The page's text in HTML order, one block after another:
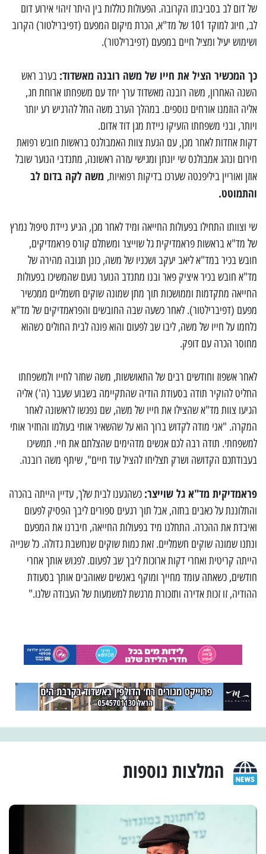
של דום לב בסביבתו הקרובה. הפעולות כוללות בין היתר זיהוי אירוע דום
לב, חיוג למוקד 101 של מד"א, הכרת מיקום המפעם (דפיברילטור) הקרוב
ושימוש יעיל ומציל חיים במפעם (דפיברילטור).
כך המכשיר הציל את חייו של משה רובנה מאשדוד: בערב ראש
השנה האחרון, משה רובנה מאשדוד ערך יחד עם משפחתו ארוחת חג,
אליה הוזמנו אורחים נוספים. במהלך הערב משה החל להרגיש רע יותר
ויותר, ובני משפחתו הזעיקו ניידת מגן דוד אדום.
דקות אחדות לאחר מכן, עם הגעת צוות האמבולנס בראשות חובש רפואת
חירום ונהג אמבולנס שי יונתן ומגישי עזרה ראשונה, מתנדבי הנוער שובל
אוזן ואוריין ביליפנטה שערכו בדיקות רפואיות, משה לקה בדום לב
והתמוטט.
שי וצוותו התחילו בפעולות החייאה ומיד לאחר מכן, הגיע ניידת טיפול נמרץ
של מד"א בראשות פראמדיקית גל שוייצר ומשתלם קורס פראמדיקים,
חובש בכיר במד"א ליאב יעקב ושכניו של משה, כונן תגובה מהירה של
מד"א חובש בכיר איציק פאר ובנו מתנדב הנוער נועם שהמשיכו בפעולות
החייאה מתקדמות וממושכות תוך מתן שמונה שוקים חשמליים ממכשיר
מפעם (דפיברילטור). לאחר כשעה שבה החובשים והפראמדיקים של מד"א
נלחמו על חייו של משה, ליבו שב לפעום והוא פונה לבית החולים כשהוא
מחוסר הכרה עם דופק.
לאחר אשפוז וחודשים רבים של התאוששות, משה שחזר לחייו ולמשפחתו
החליט להוקיר תודה בסעודת הודיה שהתקיימה בשבוע שעבר (ה') אליה
הגיעו צוות מד"א שהצילו את חייו של משה, שם נפגשו לראשונה לאחר
המקרה. "אני מודה לקדוש ברוך הוא על שהשאיר אותי בעולמו והחזיר אותי
למשפחתי. תודה רבה לכם אנשים מדהימים שהצלתם את חיי. תמשיכו
בעבודתכם הקדושה ושרק תצליחו להציל עוד חיים", שיתף משה רובנה.
פראמדיקית מד"א גל שוייצר: כשהגענו לבית שלך, עדיין הייתה בהכרה
והתלוננת על כאבים בחזה, אבל תוך רגעים ספורים ליבך הפסיק לפעום
ואיבדת את ההכרה. התחלנו מיד בפעולות החייאה, חיברנו את המפעם
ונתנו שמונה שוקים חשמליים. זאת כמות שוקים שנחשבת גדולה. כל שנייה
הייתה קריטית ואחרי דקות ארוכות ליבך שב לפעום. לפגוש אותך אחרי
חודשים, כשאתה עומד מחייך ומוקף באנשים שאוהבים אותך בסעודת
ההודיה, זו זכות אדירה ותזכורת מרגשת למשמעות של העבודה שלנו."
המלצות נוספות